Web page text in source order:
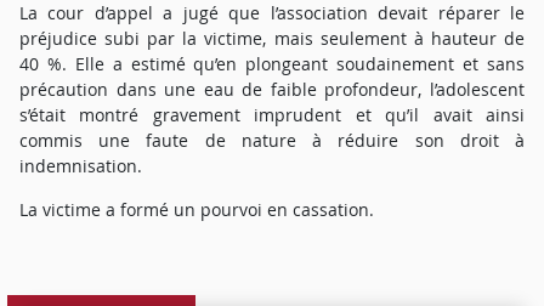
La cour d’appel a jugé que l’association devait réparer le
préjudice subi par la victime, mais seulement à hauteur de
40 %. Elle a estimé qu’en plongeant soudainement et sans
précaution dans une eau de faible profondeur, l’adolescent
s’était montré gravement imprudent et qu’il avait ainsi
commis une faute de nature à réduire son droit à
indemnisation.
La victime a formé un pourvoi en cassation.